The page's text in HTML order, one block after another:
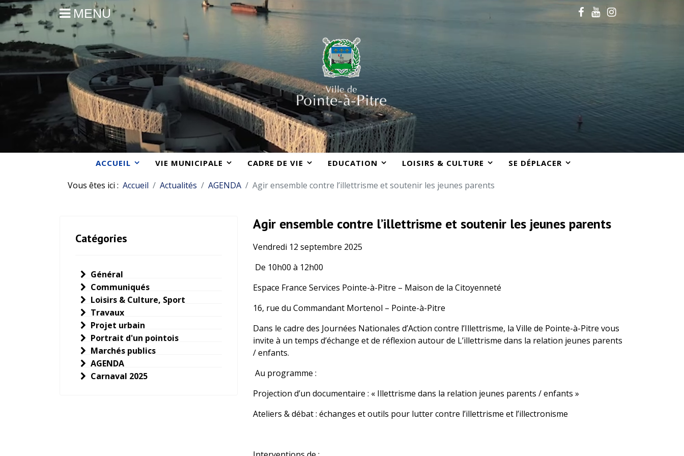
MENU
ACCUEIL VIE MUNICIPALE CADRE DE VIE EDUCATION LOISIRS & CULTURE SE DÉPLACER
Vous êtes ici : Accueil Actualités AGENDA Agir ensemble contre l’illettrisme et soutenir les jeunes parents
Catégories
Général
Communiqués
Loisirs & Culture, Sport
Travaux
Projet urbain
Portrait d'un pointois
Marchés publics
AGENDA
Carnaval 2025
Agir ensemble contre l’illettrisme et soutenir les jeunes parents
Vendredi 12 septembre 2025
De 10h00 à 12h00
Espace France Services Pointe-à-Pitre – Maison de la Citoyenneté
16, rue du Commandant Mortenol – Pointe-à-Pitre
Dans le cadre des Journées Nationales d’Action contre l’Illettrisme, la Ville de Pointe-à-Pitre vous
invite à un temps d’échange et de réflexion autour de L’illettrisme dans la relation jeunes parents
/ enfants.
Au programme :
Projection d’un documentaire : « Illettrisme dans la relation jeunes parents / enfants »
Ateliers & débat : échanges et outils pour lutter contre l’illettrisme et l’illectronisme